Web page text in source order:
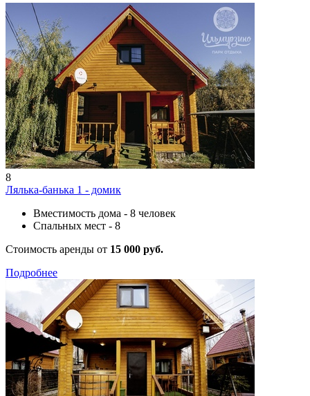
8
Лялька-банька 1 - домик
Вместимость дома - 8 человек
Спальных мест - 8
Стоимость аренды от 15 000 руб.
Подробнее